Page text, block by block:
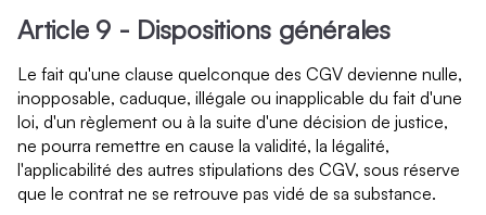
Article 9 - Dispositions générales
Le fait qu'une clause quelconque des CGV devienne nulle,
inopposable, caduque, illégale ou inapplicable du fait d'une
loi, d'un règlement ou à la suite d'une décision de justice,
ne pourra remettre en cause la validité, la légalité,
l'applicabilité des autres stipulations des CGV, sous réserve
que le contrat ne se retrouve pas vidé de sa substance.